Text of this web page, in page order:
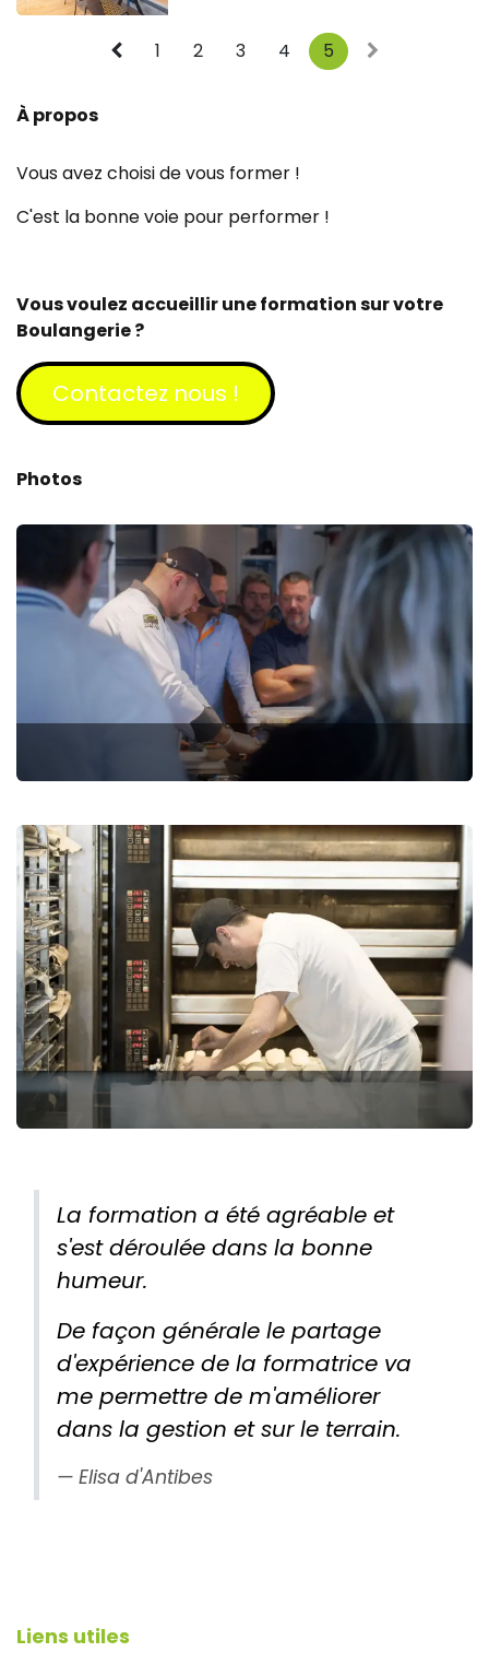
1 2 3 4 5
À propos
Vous avez choisi de vous former !
C'est la bonne voie pour performer !
Vous voulez accueillir une formation sur votre
Boulangerie ?
Contactez​​​​ nous !
Photos
La formation a été agréable et
s'est déroulée dans la bonne
humeur.
De façon générale le partage
d'expérience de la formatrice va
me permettre de m'améliorer
dans la gestion et sur le terrain.
Elisa d'Antibes
Liens utiles